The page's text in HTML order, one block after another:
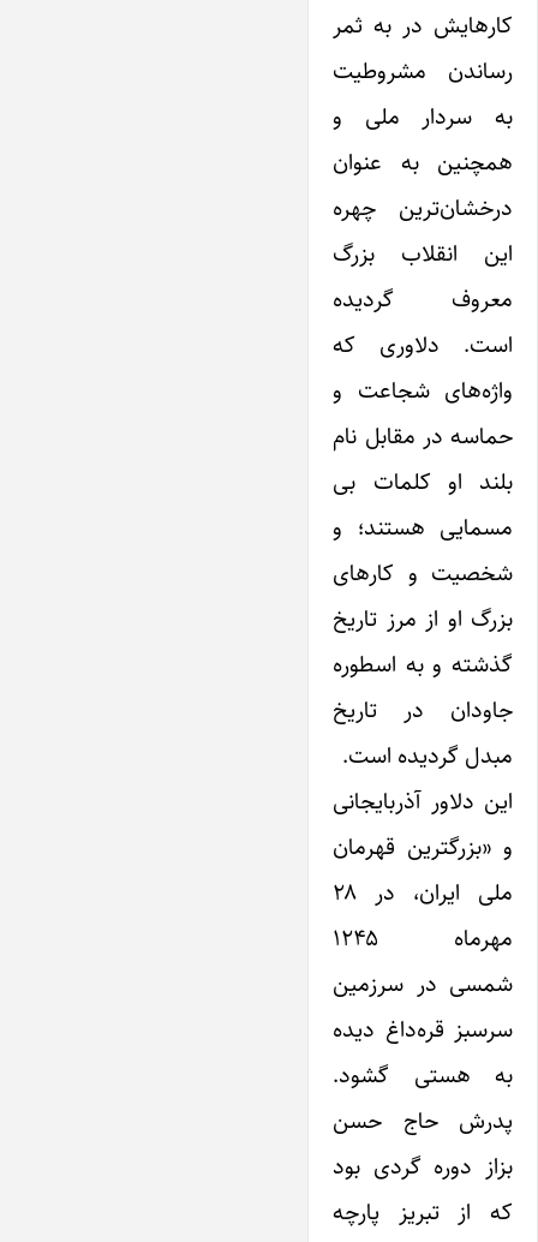
کارهایش در به ثمر
رساندن مشروطیت
به سردار ملی و
همچنین به عنوان
درخشان‌ترین چهره
این انقلاب بزرگ
معروف گردیده
است. دلاوری که
واژه‌های شجاعت و
حماسه در مقابل نام
بلند او کلمات بی
مسمایی هستند؛ و
شخصیت و کارهای
بزرگ او از مرز تاریخ
گذشته و به اسطوره
جاودان در تاریخ
مبدل گردیده است.
این دلاور آذربایجانی
و «بزرگترین قهرمان
ملی ایران، در ۲۸
مهرماه ۱۲۴۵
شمسی در سرزمین
سرسبز قره‌داغ دیده
به هستی گشود.
پدرش حاج حسن
بزاز دوره گردی بود
که از تبریز پارچه